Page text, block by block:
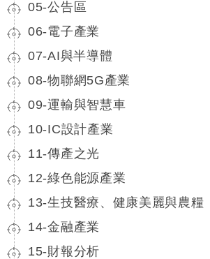
05-公告區
06-電子產業
07-AI與半導體
08-物聯網5G產業
09-運輸與智慧車
10-IC設計產業
11-傳產之光
12-綠色能源產業
13-生技醫療、健康美麗與農糧
14-金融產業
15-財報分析